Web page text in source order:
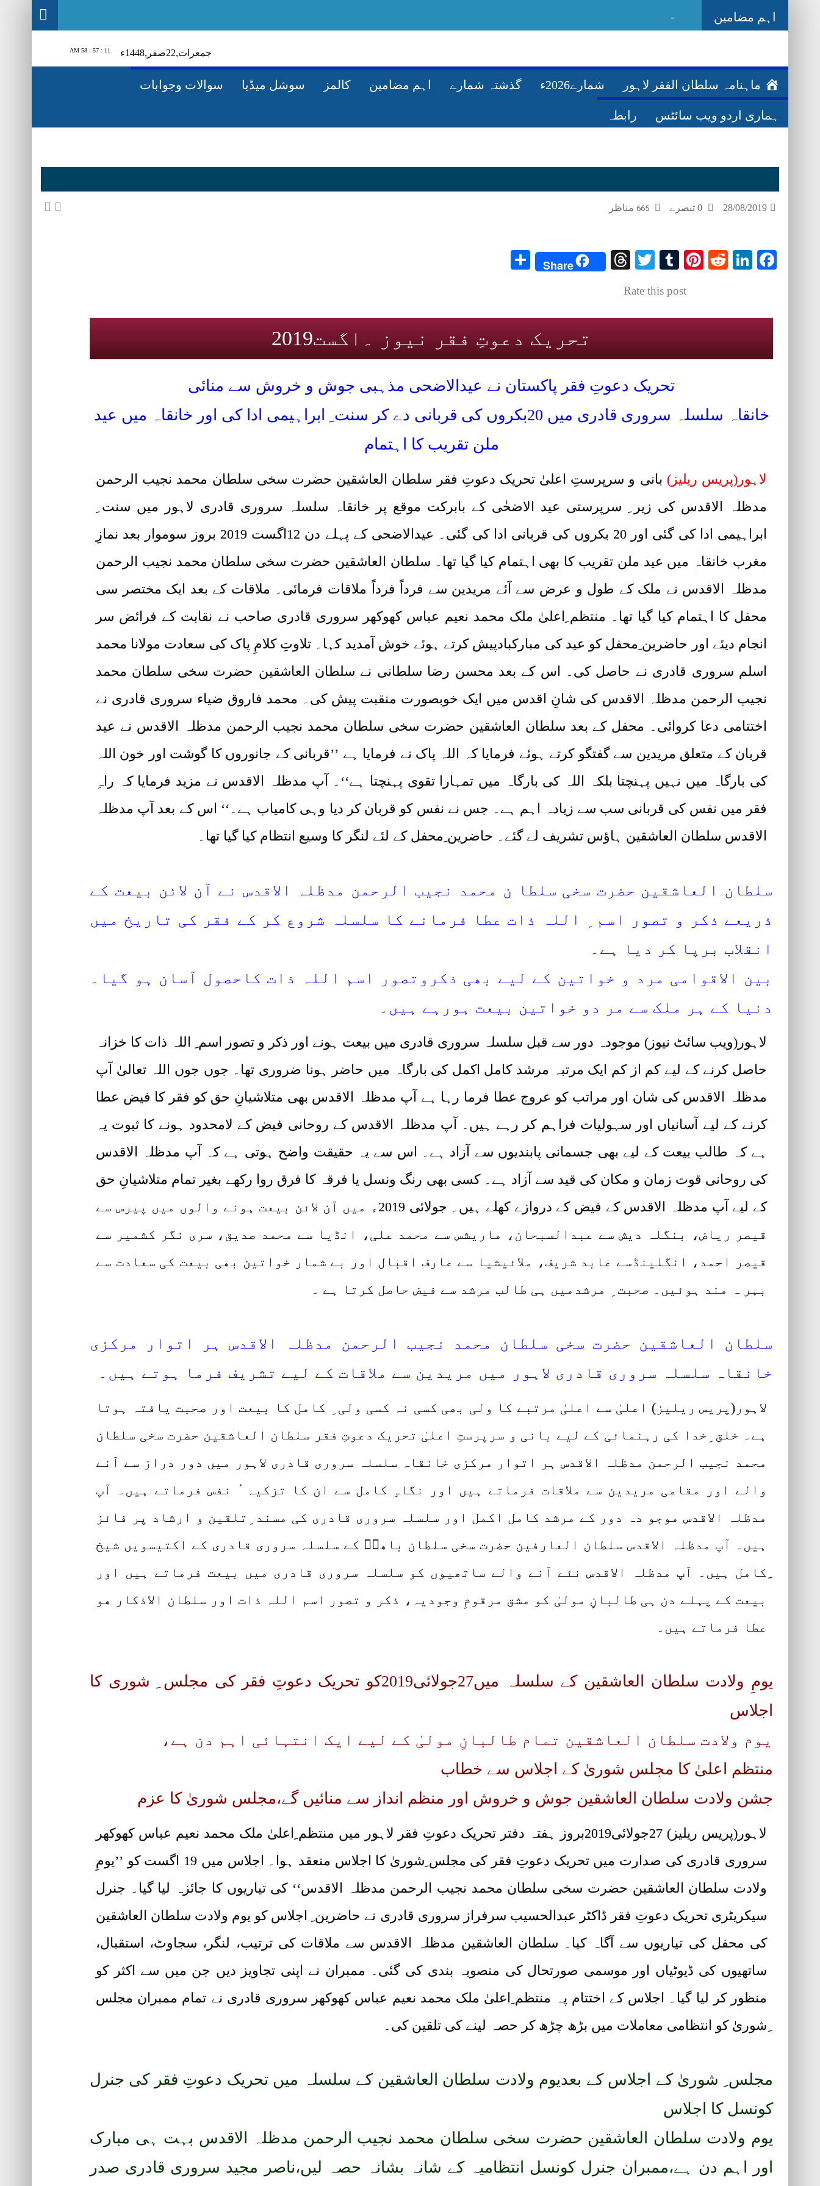
اہم مضامین Ghazwa
11 : 57 : 59 AM جمعرات‬‮, 22صفر‬, 1448ء
ماہنامہ سلطان الفقر لاہور شمارے2026ء گذشتہ شمارے اہم مضامین کالمز سوشل میڈیا سوالات وجوابات
ہماری اردو ویب سائٹس رابطہ
28/08/2019
665 مناظر
Facebook
LinkedIn
Reddit
Pinterest
Tumblr
Twitter
Threads
Share
Rate this post
تحریک دعوتِ فقر نیوز ۔اگست2019
تحریک دعوتِ فقر پاکستان نے عیدالاضحی مذہبی جوش و خروش سے منائی
خانقاہ سلسلہ سروری قادری میں 20بکروں کی قربانی دے کر سنت ِ ابراہیمی ادا کی اور خانقاہ میں عید
ملن تقریب کا اہتمام
لاہور(پریس ریلیز) بانی و سرپرستِ اعلیٰ تحریک دعوتِ فقر سلطان العاشقین حضرت سخی سلطان محمد نجیب الرحمن
مدظلہ الاقدس کی زیر ِ سرپرستی عید الاضحٰی کے بابرکت موقع پر خانقاہ سلسلہ سروری قادری لاہور میں سنت ِ
ابراہیمی ادا کی گئی اور 20 بکروں کی قربانی ادا کی گئی۔ عیدالاضحی کے پہلے دن 12اگست 2019 بروز سوموار بعد نمازِ
مغرب خانقاہ میں عید ملن تقریب کا بھی اہتمام کیا گیا تھا۔ سلطان العاشقین حضرت سخی سلطان محمد نجیب الرحمن
مدظلہ الاقدس نے ملک کے طول و عرض سے آئے مریدین سے فرداً فرداً ملاقات فرمائی۔ ملاقات کے بعد ایک مختصر سی
محفل کا اہتمام کیا گیا تھا۔ منتظم ِاعلیٰ ملک محمد نعیم عباس کھوکھر سروری قادری صاحب نے نقابت کے فرائض سر
انجام دیئے اور حاضرین ِمحفل کو عید کی مبارکبادپیش کرتے ہوئے خوش آمدید کہا۔ تلاوتِ کلامِ پاک کی سعادت مولانا محمد
اسلم سروری قادری نے حاصل کی۔ اس کے بعد محسن رضا سلطانی نے سلطان العاشقین حضرت سخی سلطان محمد
نجیب الرحمن مدظلہ الاقدس کی شانِ اقدس میں ایک خوبصورت منقبت پیش کی۔ محمد فاروق ضیاء سروری قادری نے
اختتامی دعا کروائی۔ محفل کے بعد سلطان العاشقین حضرت سخی سلطان محمد نجیب الرحمن مدظلہ الاقدس نے عید
قربان کے متعلق مریدین سے گفتگو کرتے ہوئے فرمایا کہ اللہ پاک نے فرمایا ہے ’’قربانی کے جانوروں کا گوشت اور خون اللہ
کی بارگاہ میں نہیں پہنچتا بلکہ اللہ کی بارگاہ میں تمہارا تقوی پہنچتا ہے‘‘۔ آپ مدظلہ الاقدس نے مزید فرمایا کہ راہِ
فقر میں نفس کی قربانی سب سے زیادہ اہم ہے۔ جس نے نفس کو قربان کر دیا وہی کامیاب ہے۔‘‘ اس کے بعد آپ مدظلہ
الاقدس سلطان العاشقین ہاؤس تشریف لے گئے۔ حاضرین ِمحفل کے لئے لنگر کا وسیع انتظام کیا گیا تھا۔
سلطان العاشقین حضرت سخی سلطا ن محمد نجیب الرحمن مدظلہ الاقدس نے آن لائن بیعت کے
ذریعے ذکر و تصور اسم ِ اللہ ذات عطا فرمانے کا سلسلہ شروع کر کے فقر کی تاریخ میں
انقلاب برپا کر دیا ہے۔
بین الاقوامی مرد و خواتین کے لیے بھی ذکروتصور اسم اللہ ذات کاحصول آسان ہو گیا۔
دنیا کے ہر ملک سے مر دو خواتین بیعت ہورہے ہیں۔
لاہور(ویب سائٹ نیوز) موجودہ دور سے قبل سلسلہ سروری قادری میں بیعت ہونے اور ذکر و تصور اسم ِ اللہ ذات کا خزانہ
حاصل کرنے کے لیے کم از کم ایک مرتبہ مرشد کامل اکمل کی بارگاہ میں حاضر ہونا ضروری تھا۔ جوں جوں اللہ تعالیٰ آپ
مدظلہ الاقدس کی شان اور مراتب کو عروج عطا فرما رہا ہے آپ مدظلہ الاقدس بھی متلاشیانِ حق کو فقر کا فیض عطا
کرنے کے لیے آسانیاں اور سہولیات فراہم کر رہے ہیں۔ آپ مدظلہ الاقدس کے روحانی فیض کے لامحدود ہونے کا ثبوت یہ
ہے کہ طالب بیعت کے لیے بھی جسمانی پابندیوں سے آزاد ہے۔ اس سے یہ حقیقت واضح ہوتی ہے کہ آپ مدظلہ الاقدس
کی روحانی قوت زمان و مکان کی قید سے آزاد ہے۔ کسی بھی رنگ ونسل یا فرقہ کا فرق روا رکھے بغیر تمام متلاشیانِ حق
کے لیے آپ مدظلہ الاقدس کے فیض کے دروازے کھلے ہیں۔ جولائی 2019ء میں آن لائن بیعت ہونے والوں میں پیرس سے
قیصر ریاض، بنگلہ دیش سے عبدالسبحان، ماریشس سے محمد علی، انڈیا سے محمد صدیق، سری نگر کشمیر سے
قیصر احمد، انگلینڈسے عابد شریف، ملائیشیا سے عارف اقبال اور بے شمار خواتین بھی بیعت کی سعادت سے
بہر ہ مند ہوئیں۔ صحبت ِ مرشدمیں ہی طالب مرشد سے فیض حاصل کرتا ہے ۔
سلطان العاشقین حضرت سخی سلطان محمد نجیب الرحمن مدظلہ الاقدس ہر اتوار مرکزی
خانقاہ سلسلہ سروری قادری لاہور میں مریدین سے ملاقات کے لیے تشریف فرما ہوتے ہیں۔
لاہور(پریس ریلیز) اعلیٰ سے اعلیٰ مرتبے کا ولی بھی کسی نہ کسی ولی ِ کامل کا بیعت اور صحبت یافتہ ہوتا
ہے۔ خلق ِخدا کی رہنمائی کے لیے بانی و سرپرستِ اعلیٰ تحریک دعوتِ فقر سلطان العاشقین حضرت سخی سلطان
محمد نجیب الرحمن مدظلہ الاقدس ہر اتوار مرکزی خانقاہ سلسلہ سروری قادری لاہور میں دور دراز سے آنے
والے اور مقامی مریدین سے ملاقات فرماتے ہیں اور نگاہِ کامل سے ان کا تزکیہ ٔ نفس فرماتے ہیں۔ آپ
مدظلہ الاقدس موجو دہ دور کے مرشد کامل اکمل اور سلسلہ سروری قادری کی مسند ِتلقین و ارشاد پر فائز
ہیں۔ آپ مدظلہ الاقدس سلطان العارفین حضرت سخی سلطان باھوؒ کے سلسلہ سروری قادری کے اکتیسویں شیخ
ِکامل ہیں۔ آپ مدظلہ الاقدس نئے آنے والے ساتھیوں کو سلسلہ سروری قادری میں بیعت فرماتے ہیں اور
بیعت کے پہلے دن ہی طالبانِ مولیٰ کو مشق مرقومِ وجودیہ، ذکر و تصور اسم اللہ ذات اور سلطان الاذکار ھو
عطا فرماتے ہیں۔
یومِ ولادت سلطان العاشقین کے سلسلہ میں27جولائی2019کو تحریک دعوتِ فقر کی مجلس ِ شوری کا
اجلاس
یوم ولادت سلطان العاشقین تمام طالبانِ مولیٰ کے لیے ایک انتہائی اہم دن ہے،
منتظم اعلیٰ کا مجلس شوریٰ کے اجلاس سے خطاب
جشن ولادت سلطان العاشقین جوش و خروش اور منظم انداز سے منائیں گے،مجلس شوریٰ کا عزم
لاہور(پریس ریلیز) 27جولائی2019بروز ہفتہ دفتر تحریک دعوتِ فقر لاہور میں منتظم ِاعلیٰ ملک محمد نعیم عباس کھوکھر
سروری قادری کی صدارت میں تحریک دعوتِ فقر کی مجلس ِشوریٰ کا اجلاس منعقد ہوا۔ اجلاس میں 19 اگست کو ’’یومِ
ولادت سلطان العاشقین حضرت سخی سلطان محمد نجیب الرحمن مدظلہ الاقدس‘‘ کی تیاریوں کا جائزہ لیا گیا۔ جنرل
سیکریٹری تحریک دعوتِ فقر ڈاکٹر عبدالحسیب سرفراز سروری قادری نے حاضرین ِ اجلاس کو یوم ولادت سلطان العاشقین
کی محفل کی تیاریوں سے آگاہ کیا۔ سلطان العاشقین مدظلہ الاقدس سے ملاقات کی ترتیب، لنگر، سجاوٹ، استقبال،
ساتھیوں کی ڈیوٹیاں اور موسمی صورتحال کی منصوبہ بندی کی گئی۔ ممبران نے اپنی تجاویز دیں جن میں سے اکثر کو
منظور کر لیا گیا۔ اجلاس کے اختتام پہ منتظم ِاعلیٰ ملک محمد نعیم عباس کھوکھر سروری قادری نے تمام ممبران مجلس
ِشوریٰ کو انتظامی معاملات میں بڑھ چڑھ کر حصہ لینے کی تلقین کی۔
مجلس ِ شوریٰ کے اجلاس کے بعدیوم ولادت سلطان العاشقین کے سلسلہ میں تحریک دعوتِ فقر کی جنرل
کونسل کا اجلاس
یوم ولادت سلطان العاشقین حضرت سخی سلطان محمد نجیب الرحمن مدظلہ الاقدس بہت ہی مبارک
اور اہم دن ہے،ممبران جنرل کونسل انتظامیہ کے شانہ بشانہ حصہ لیں،ناصر مجید سروری قادری صدر